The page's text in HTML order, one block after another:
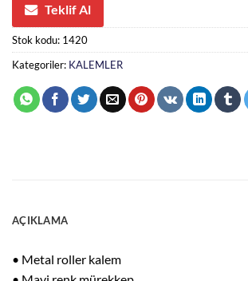
Teklif Al
Stok kodu: 1420
Kategoriler: KALEMLER
AÇIKLAMA
• Metal roller kalem